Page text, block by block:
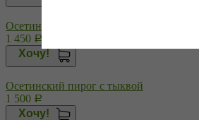
Осетинский пирог с сыром и шпинатом
1 450 Р
Хочу!
Осетинский пирог с тыквой
1 500 Р
Хочу!